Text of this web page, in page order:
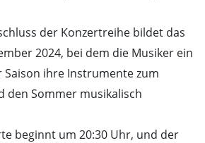
der Konzertreihe bildet das
2024, bei dem die Musiker ein
Saison ihre Instrumente zum
den Sommer musikalisch
beginnt um 20:30 Uhr, und der